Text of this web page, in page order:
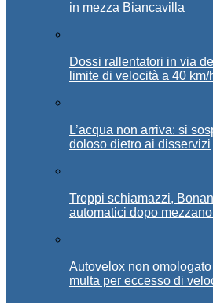
in mezza Biancavilla
Dossi rallentatori in via
limite di velocità a 40 km/
L’acqua non arriva: si
doloso dietro ai disservizi
Troppi schiamazzi,
automatici dopo
Autovelox non
multa per eccesso di